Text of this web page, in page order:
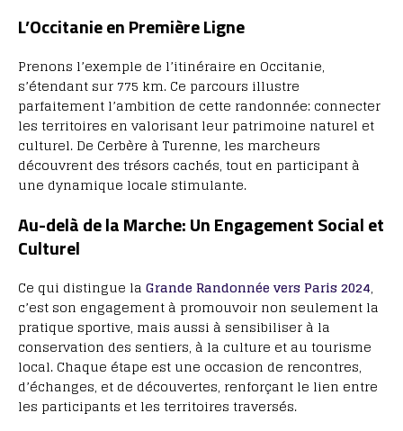
L’Occitanie en Première Ligne
Prenons l’exemple de l’itinéraire en Occitanie,
s’étendant sur 775 km. Ce parcours illustre
parfaitement l’ambition de cette randonnée: connecter
les territoires en valorisant leur patrimoine naturel et
culturel. De Cerbère à Turenne, les marcheurs
découvrent des trésors cachés, tout en participant à
une dynamique locale stimulante.
Au-delà de la Marche: Un Engagement Social et
Culturel
Ce qui distingue la Grande Randonnée vers Paris 2024,
c’est son engagement à promouvoir non seulement la
pratique sportive, mais aussi à sensibiliser à la
conservation des sentiers, à la culture et au tourisme
local. Chaque étape est une occasion de rencontres,
d’échanges, et de découvertes, renforçant le lien entre
les participants et les territoires traversés.